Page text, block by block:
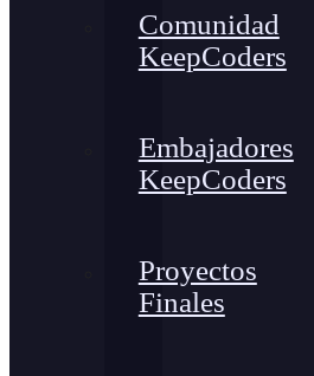
Comunidad
KeepCoders
Embajadores
KeepCoders
Proyectos
Finales